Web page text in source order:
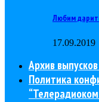
Любим
17.09.2019
Архив
Политика